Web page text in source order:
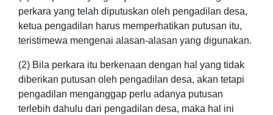
perkara yang telah diputuskan oleh pengadilan desa,
ketua pengadilan harus memperhatikan putusan itu,
teristimewa mengenai alasan-alasan yang digunakan.
(2) Bila perkara itu berkenaan dengan hal yang tidak
diberikan putusan oleh pengadilan desa, akan tetapi
pengadilan menganggap perlu adanya putusan
terlebih dahulu dari pengadilan desa, maka hal ini